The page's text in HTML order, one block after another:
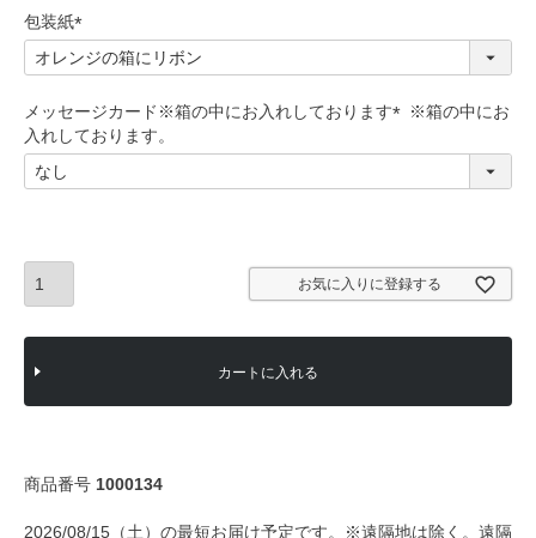
包装紙
(
必
メッセージカード※箱の中にお入れしております
須
お気に入りに登録する
カートに入れる
商品番号 1000134
2026/08/15（土）の最短お届け予定です。※遠隔地は除く。遠隔